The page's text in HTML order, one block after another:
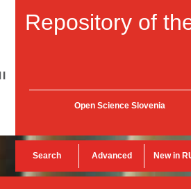
Repository of
Open Science Slovenia
Search Advanced New in